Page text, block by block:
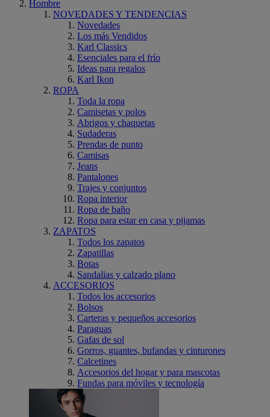
Hombre
NOVEDADES Y TENDENCIAS
Novedades
Los más Vendidos
Karl Classics
Esenciales para el frío
Ideas para regalos
Karl Ikon
ROPA
Toda la ropa
Camisetas y polos
Abrigos y chaquetas
Sudaderas
Prendas de punto
Camisas
Jeans
Pantalones
Trajes y conjuntos
Ropa interior
Ropa de baño
Ropa para estar en casa y pijamas
ZAPATOS
Todos los zapatos
Zapatillas
Botas
Sandalias y calzado plano
ACCESORIOS
Todos los accesorios
Bolsos
Carteras y pequeños accesorios
Paraguas
Gafas de sol
Gorros, guantes, bufandas y cinturones
Calcetines
Accesorios del hogar y para mascotas
Fundas para móviles y tecnología